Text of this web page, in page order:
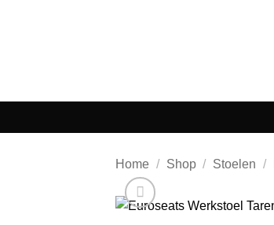
Home / Shop / Stoelen /